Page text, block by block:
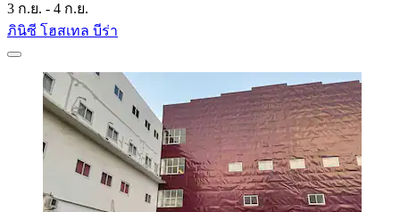
3 ก.ย. - 4 ก.ย.
ภินิซี โฮสเทล บีร่า